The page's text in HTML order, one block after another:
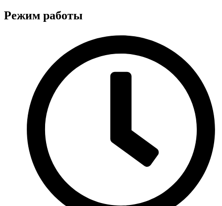
Режим работы